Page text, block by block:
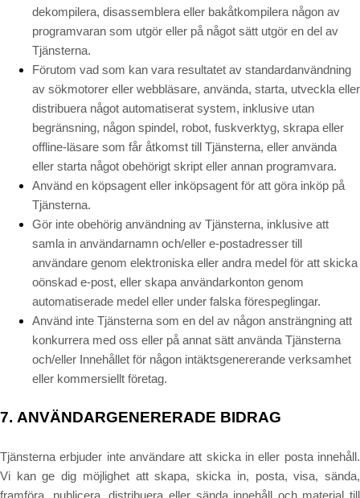
dekompilera, disassemblera eller bakåtkompilera någon av
programvaran som utgör eller på något sätt utgör en del av
Tjänsterna.
Förutom vad som kan vara resultatet av standardanvändning
av sökmotorer eller webbläsare, använda, starta, utveckla eller
distribuera något automatiserat system, inklusive utan
begränsning, någon spindel, robot, fuskverktyg, skrapa eller
offline-läsare som får åtkomst till Tjänsterna, eller använda
eller starta något obehörigt skript eller annan programvara.
Använd en köpsagent eller inköpsagent för att göra inköp på
Tjänsterna.
Gör inte obehörig användning av Tjänsterna, inklusive att
samla in användarnamn och/eller e-postadresser till
användare genom elektroniska eller andra medel för att skicka
oönskad e-post, eller skapa användarkonton genom
automatiserade medel eller under falska förespeglingar.
Använd inte Tjänsterna som en del av någon ansträngning att
konkurrera med oss eller på annat sätt använda Tjänsterna
och/eller Innehållet för någon intäktsgenererande verksamhet
eller kommersiellt företag.
7. ANVÄNDARGENERERADE BIDRAG
Tjänsterna erbjuder inte användare att skicka in eller posta innehåll.
Vi kan ge dig möjlighet att skapa, skicka in, posta, visa, sända,
framföra, publicera, distribuera eller sända innehåll och material till